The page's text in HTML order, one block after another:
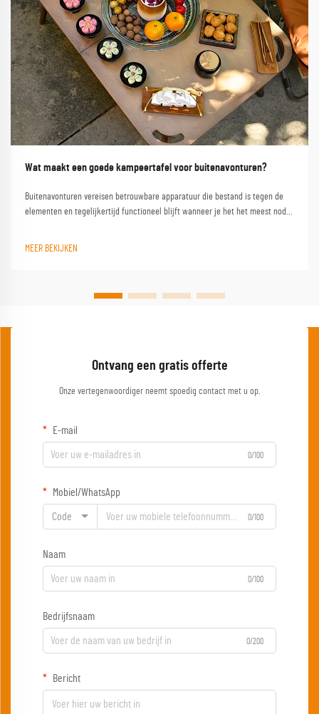
Wat maakt een goede kampeertafel voor buitenavonturen?
Buitenavonturen vereisen betrouwbare apparatuur die bestand is tegen de
elementen en tegelijkertijd functioneel blijft wanneer je het het meest nodig
MEER BEKIJKEN
Ontvang een gratis offerte
Onze vertegenwoordiger neemt spoedig contact met u op.
E-mail
0/100
Mobiel/WhatsApp
Code 0/100
Naam
0/100
Bedrijfsnaam
0/200
Bericht